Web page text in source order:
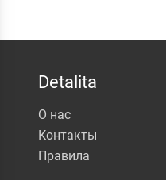
Detalita
О нас
Контакты
Правила